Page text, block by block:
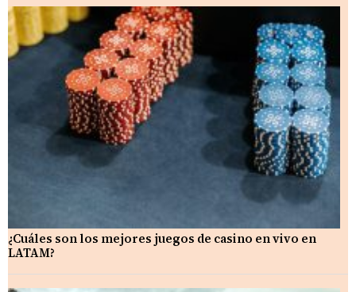
¿Cuáles son los mejores juegos de casino en vivo en
LATAM?